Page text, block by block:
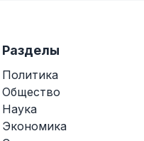
Разделы
Политика
Общество
Наука
Экономика